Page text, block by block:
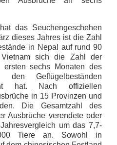
das Seuchengeschehen
dieses Jahres ist die Zahl
in Nepal auf rund 90
sich die Zahl der
ersten sechs Monaten des
Geflügelbeständen
hat. Nach offiziellen
in 15 Provinzen und
Die Gesamtzahl des
Ausbrüche verendete oder
um das 7,7-
Tiere an. Sowohl in